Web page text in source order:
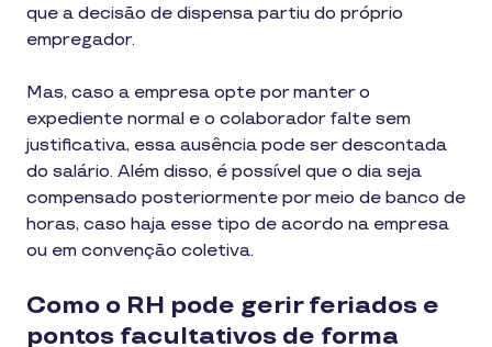
que a decisão de dispensa partiu do próprio
empregador.
Mas, caso a empresa opte por manter o
expediente normal e o colaborador falte sem
justificativa, essa ausência pode ser descontada
do salário. Além disso, é possível que o dia seja
compensado posteriormente por meio de banco de
horas, caso haja esse tipo de acordo na empresa
ou em convenção coletiva.
Como o RH pode gerir feriados e
pontos facultativos de forma